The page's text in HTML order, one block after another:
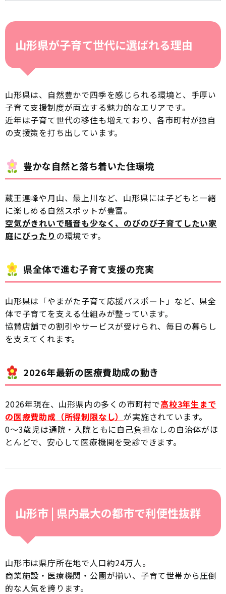
山形県が子育て世代に選ばれる理由
山形県は、自然豊かで四季を感じられる環境と、手厚い
子育て支援制度が両立する魅力的なエリアです。
近年は子育て世代の移住も増えており、各市町村が独自
の支援策を打ち出しています。
豊かな自然と落ち着いた住環境
蔵王連峰や月山、最上川など、山形県には子どもと一緒
に楽しめる自然スポットが豊富。
空気がきれいで騒音も少なく、のびのび子育てしたい家
庭にぴったり の環境です。
県全体で進む子育て支援の充実
山形県は「やまがた子育て応援パスポート」など、県全
体で子育てを支える仕組みが整っています。
協賛店舗での割引やサービスが受けられ、毎日の暮らし
を支えてくれます。
2026年最新の医療費助成の動き
2026年現在、山形県内の多くの市町村で高校3年生まで
の医療費助成（所得制限なし）が実施されています。
0〜3歳児は通院・入院ともに自己負担なしの自治体がほ
とんどで、安心して医療機関を受診できます。
山形市 | 県内最大の都市で利便性抜群
山形市は県庁所在地で人口約24万人。
商業施設・医療機関・公園が揃い、子育て世帯から圧倒
的な人気を誇ります。